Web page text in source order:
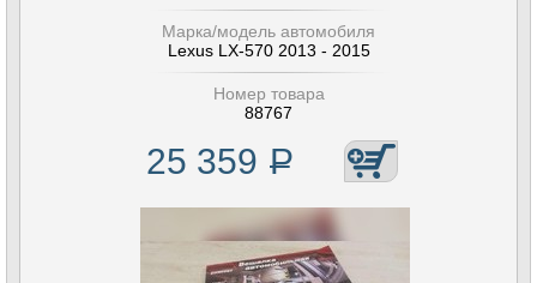
Марка/модель автомобиля
Lexus LX-570 2013 - 2015
Номер товара
88767
25 359 Р